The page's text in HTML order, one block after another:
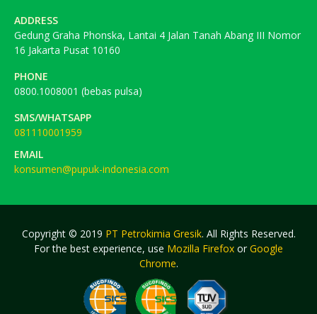
ADDRESS
Gedung Graha Phonska, Lantai 4 Jalan Tanah Abang III Nomor
16 Jakarta Pusat 10160
PHONE
0800.1008001 (bebas pulsa)
SMS/WHATSAPP
081110001959
EMAIL
konsumen@pupuk-indonesia.com
Copyright © 2019 PT Petrokimia Gresik. All Rights Reserved.
For the best experience, use Mozilla Firefox or Google
Chrome.